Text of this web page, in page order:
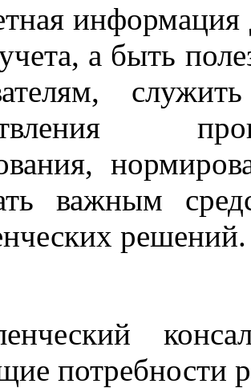
информация
а быть
важным
решений.
потребности